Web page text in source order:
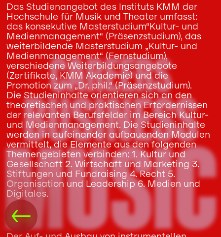
MUSIC
BUSINESS
CAREERS
←
Das Studienangebot des Instituts KMM der
Hochschule für Musik und Theater umfasst:
das konsekutive Masterstudium“Kultur- und
Medienmanagement“ (Präsenzstudium), das
weiterbildende Masterstudium „Kultur- und
Medienmanagement“ (Fernstudium),
verschiedene Weiterbildungsangebote
(Zertifikate, KMM Akademie) und die
Promotion zum „Dr. phil.“ (Präsenzstudium).
Die Studieninhalte orientieren sich an den
theoretischen und praktischen Erfordernissen
der relevanten Berufsfelder im Bereich Kultur-
und Medienmanagement. Die Studieninhalte
werden in aufeinander aufbauenden Modulen
vermittelt, die Elemente aus den folgenden
Themengebieten verbinden: 1. Kultur und
Gesellschaft 2. Wirtschaft und Marketing 3.
Stiftungen und Fundraising 4. Recht 5.
Organisation und Leadership 6. Medien und
Digitales.
Ziele: